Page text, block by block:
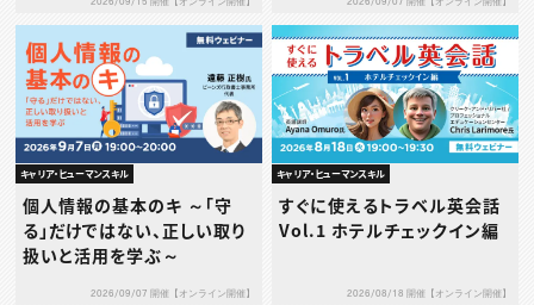
キャリア・ヒューマンスキル
個人情報の基本のキ ～「守
る」だけではない、正しい取り
扱いと活用を学ぶ～
2026/09/07 開催【オンライン開催】
キャリア・ヒューマンスキル
すぐに使えるトラベル英会話
Vol.1 ホテルチェックイン編
2026/08/18 開催【オンライン開催】